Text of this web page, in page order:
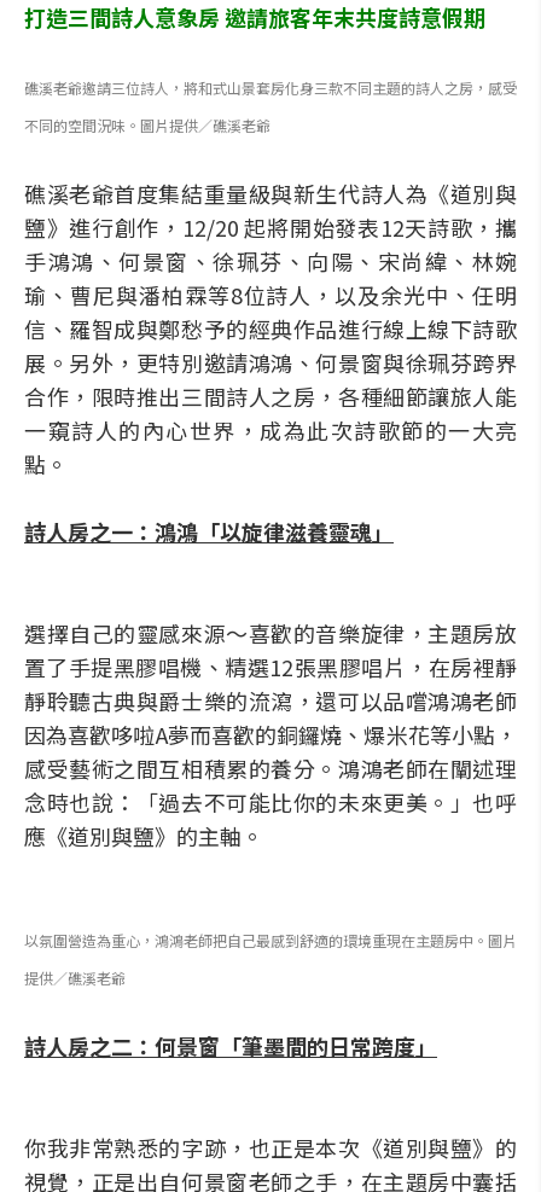
打造三間詩人意象房 邀請旅客年末共度詩意假期
礁溪老爺邀請三位詩人，將和式山景套房化身三款不同主題的詩人之房，感受
不同的空間況味。圖片提供／礁溪老爺
礁溪老爺首度集結重量級與新生代詩人為《道別與
鹽》進行創作，12/20 起將開始發表12天詩歌，攜
手鴻鴻、何景窗、徐珮芬、向陽、宋尚緯、林婉
瑜、曹尼與潘柏霖等8位詩人，以及余光中、任明
信、羅智成與鄭愁予的經典作品進行線上線下詩歌
展。另外，更特別邀請鴻鴻、何景窗與徐珮芬跨界
合作，限時推出三間詩人之房，各種細節讓旅人能
一窺詩人的內心世界，成為此次詩歌節的一大亮
點。
詩人房之一：鴻鴻「以旋律滋養靈魂」
選擇自己的靈感來源～喜歡的音樂旋律，主題房放
置了手提黑膠唱機、精選12張黑膠唱片，在房裡靜
靜聆聽古典與爵士樂的流瀉，還可以品嚐鴻鴻老師
因為喜歡哆啦A夢而喜歡的銅鑼燒、爆米花等小點，
感受藝術之間互相積累的養分。鴻鴻老師在闡述理
念時也說：「過去不可能比你的未來更美。」也呼
應《道別與鹽》的主軸。
以氛圍營造為重心，鴻鴻老師把自己最感到舒適的環境重現在主題房中。圖片
提供／礁溪老爺
詩人房之二：何景窗「筆墨間的日常跨度」
你我非常熟悉的字跡，也正是本次《道別與鹽》的
視覺，正是出自何景窗老師之手，在主題房中囊括